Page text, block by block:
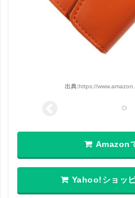
出典: https://
Amazon
Yahoo!ショッ